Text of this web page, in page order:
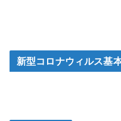
新型コロナウィルス基